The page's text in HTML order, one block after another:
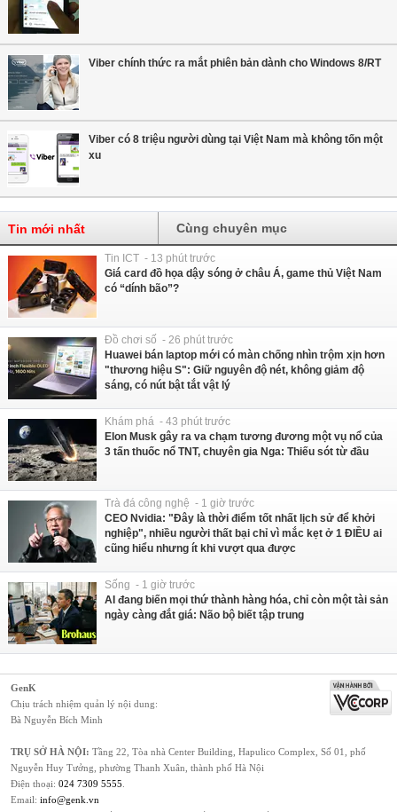
Viber chính thức ra mắt phiên bản dành cho Windows 8/RT
Viber có 8 triệu người dùng tại Việt Nam mà không tốn một
xu
Tin mới nhất Cùng chuyên mục
Tin ICT - 13 phút trước
Giá card đồ họa dậy sóng ở châu Á, game thủ Việt Nam
có “dính bão”?
Đồ chơi số - 26 phút trước
Huawei bán laptop mới có màn chống nhìn trộm xịn hơn
"thương hiệu S": Giữ nguyên độ nét, không giảm độ
sáng, có nút bật tắt vật lý
Khám phá - 43 phút trước
Elon Musk gây ra va chạm tương đương một vụ nổ của
3 tấn thuốc nổ TNT, chuyên gia Nga: Thiếu sót từ đầu
Trà đá công nghệ - 1 giờ trước
CEO Nvidia: "Đây là thời điểm tốt nhất lịch sử để khởi
nghiệp", nhiều người thất bại chỉ vì mắc kẹt ở 1 ĐIỀU ai
cũng hiểu nhưng ít khi vượt qua được
Sống - 1 giờ trước
AI đang biến mọi thứ thành hàng hóa, chỉ còn một tài sản
ngày càng đắt giá: Não bộ biết tập trung
GenK
Chịu trách nhiệm quản lý nội dung:
Bà Nguyễn Bích Minh
TRỤ SỞ HÀ NỘI: Tầng 22, Tòa nhà Center Building, Hapulico Complex, Số 01, phố
Nguyễn Huy Tưởng, phường Thanh Xuân, thành phố Hà Nội
Điện thoại: 024 7309 5555
Email: info@genk.vn